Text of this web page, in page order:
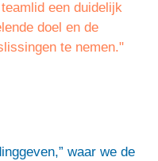
een duidelijk
doel en de
te nemen."
waar we de